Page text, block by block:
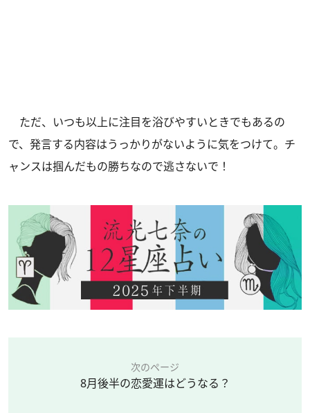
ただ、いつも以上に注目を浴びやすいときでもあるの
で、発言する内容はうっかりがないように気をつけて。チ
ャンスは掴んだもの勝ちなので逃さないで！
次のページ
8月後半の恋愛運はどうなる？